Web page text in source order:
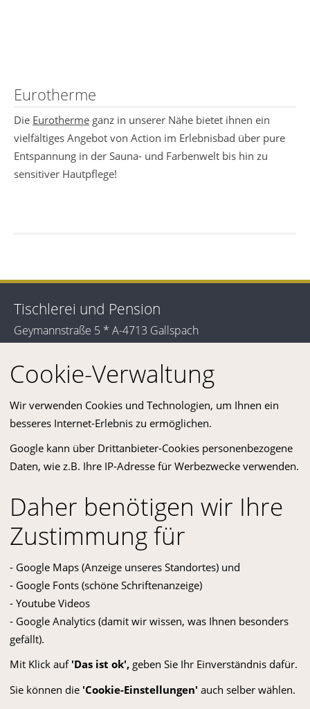
Eurotherme
Die Eurotherme ganz in unserer Nähe bietet ihnen ein
vielfältiges Angebot von Action im Erlebnisbad über pure
Entspannung in der Sauna- und Farbenwelt bis hin zu
sensitiver Hautpflege!
Tischlerei und Pension
Geymannstraße 5 * A-4713 Gallspach
pension@breslmayr.eu
Nehmen Sie sich doch etwas Zeit und informieren Sie sich über das
vielfältige Angebot in unserem traditionellen und modernen
Familienbetrieb!
Bildergalerie
AGB
Bildergalerie
Datenschutz
Cookie-Verwaltung
Wir verwenden Cookies und Technologien, um Ihnen ein
besseres Internet-Erlebnis zu ermöglichen.
Google kann über Drittanbieter-Cookies personenbezogene
Daten, wie z.B. Ihre IP-Adresse für Werbezwecke verwenden.
Daher benötigen wir Ihre
Zustimmung für
- Google Maps (Anzeige unseres Standortes) und
- Google Fonts (schöne Schriftenanzeige)
- Youtube Videos
- Google Analytics (damit wir wissen, was Ihnen besonders
gefällt).
Mit Klick auf'Das ist ok',geben Sie Ihr Einverständnis dafür.
Sie können die 'Cookie-Einstellungen' auch selber wählen.